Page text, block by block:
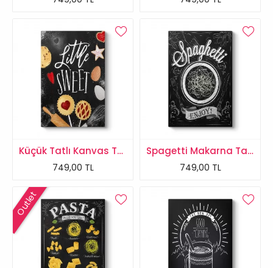
Küçük Tatlı Kanvas Tablo
749,00 TL
Spagetti Makarna Tablosu
749,00 TL
Outlet